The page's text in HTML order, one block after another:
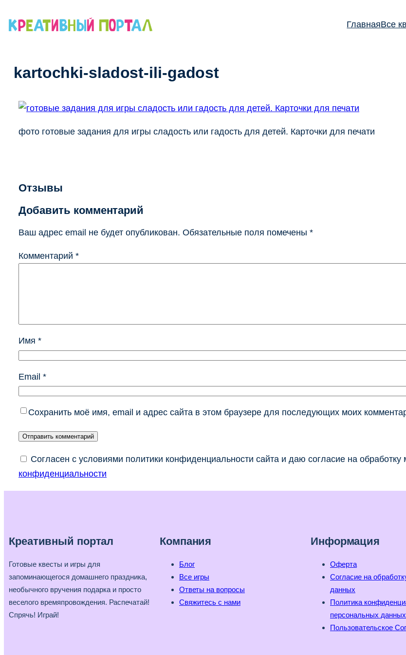
ГлавнаяВсе
kartochki-sladost-ili-gadost
фото готовые задания для игры сладость или гадость для детей. Карточки для печати
Отзывы
Добавить комментарий
Ваш адрес email не будет опубликован. Обязательные поля помечены *
Комментарий *
Имя *
Email *
Сохранить моё имя, email и адрес сайта в этом браузере для последующих моих
Согласен с условиями политики конфиденциальности сайта и даю согласие на
конфиденциальности
Креативный портал
Готовые квесты и игры для
запоминающегося домашнего праздника,
необычного вручения подарка и просто
веселого времяпровождения. Распечатай!
Спрячь! Играй!
Компания
Блог
Все игры
Ответы на вопросы
Свяжитесь с нами
Информация
Оферта
Согласие на
данных
Политика
персональных
Пользовательское